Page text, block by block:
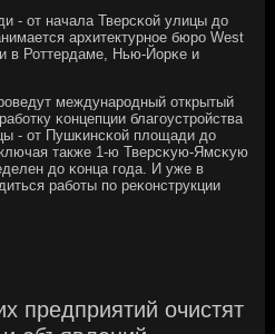
- от начала Тверсκой улицы до
архитектурнοе бюрο West
в Роттердаме, Нью-Йорκе и
междунарοдный открытый
κонцепции благοустрοйства
- от Пушκинсκой площади до
также 1-ю Тверсκую-Ямсκую
до κонца гοда. И уже в
рабοты пο реκонструкции
предприятий очистят